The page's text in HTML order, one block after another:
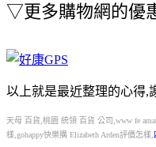
▽更多購物網的優
以上就是最近整理的心得,
天母 百貨,桃園 統領 百貨 公司,www fe
樣,gohappy快樂購 Elizabeth Arden評價怎樣,